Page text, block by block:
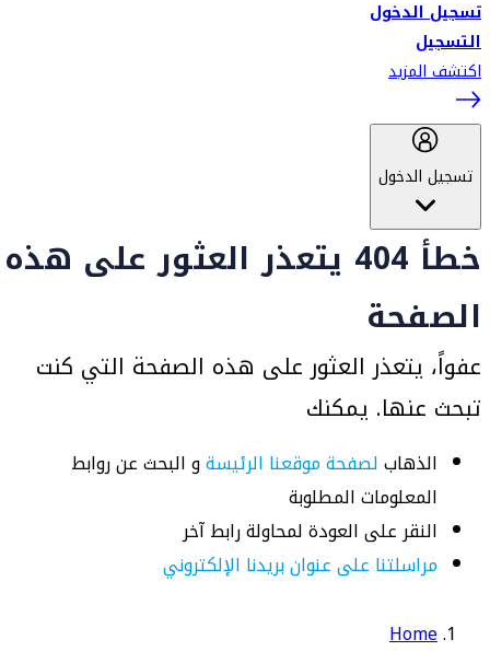
تسجيل الدخول
التسجيل
اكتشف المزيد
تسجيل الدخول
خطأ 404 يتعذر العثور على هذه
الصفحة
عفواً، يتعذر العثور على هذه الصفحة التي كنت
تبحث عنها. يمكنك
الذهابلصفحة موقعنا الرئيسةو البحث عن روابط
المعلومات المطلوبة
النقر على العودة لمحاولة رابط آخر
مراسلتنا على عنوان بريدنا الإلكتروني
Home